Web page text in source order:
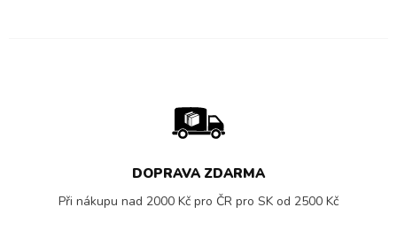
DOPRAVA ZDARMA
Při nákupu nad 2000 Kč pro ČR pro SK od 2500 Kč